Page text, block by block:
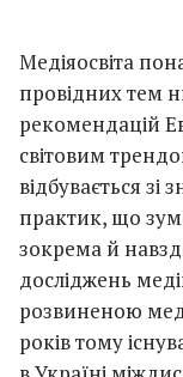
Медіяосвіта
провідних тем
рекомендацій
світовим
відбувається зі
практик, що
зокрема й
досліджень
розвиненою
років тому